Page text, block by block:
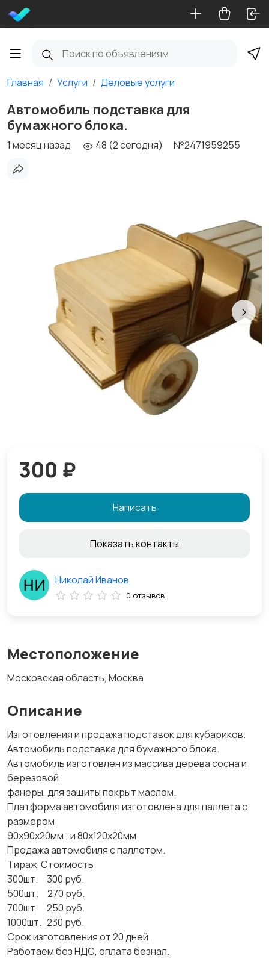
Главная Услуги Деловые услуги
Автомобиль подставка для
бумажного блока.
1 месяц назад 48 (2 сегодня) №2471959255
300 ₽
Написать
Показать контакты
Николай Иванов
0 отзывов
Местоположение
Московская область, Москва
Описание
Изготовления и продажа подставок для кубариков.
Автомобиль подставка для бумажного блока.
Автомобиль изготовлен из массива дерева сосна и
березовой
фанеры, для защиты покрыт маслом.
Платформа автомобиля изготовлена для паллета с
размером
90х90х20мм., и 80х120х20мм.
Продажа автомобиля с паллетом.
Тираж Стоимость
300шт. 300 руб.
500шт. 270 руб.
700шт. 250 руб.
1000шт. 230 руб.
Срок изготовления от 20 дней.
Работаем без НДС, оплата безнал.